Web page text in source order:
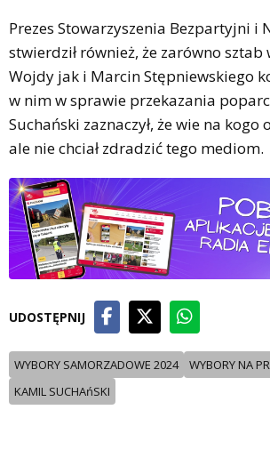
Prezes Stowarzyszenia Bezpartyjni i
stwierdził również, że zarówno
Wojdy jak i Marcin Stępniewskiego
w nim w sprawie przekazania
Suchański zaznaczył, że wie na kogo
ale nie chciał zdradzić tego mediom.
UDOSTĘPNIJ
WYBORY SAMORZADOWE 2024
WYBORY NA
KAMIL SUCHAńSKI